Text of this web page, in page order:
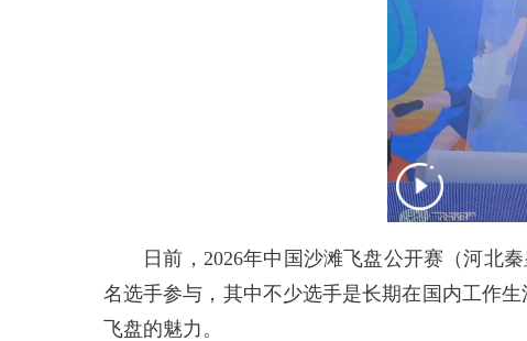
日前，2026年中国沙滩飞盘公开赛（河北秦
名选手参与，其中不少选手是长期在国内工作
飞盘的魅力。